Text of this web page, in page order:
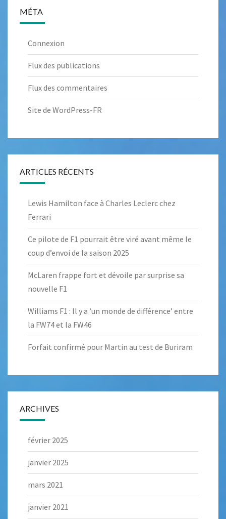
MÉTA
Connexion
Flux des publications
Flux des commentaires
Site de WordPress-FR
ARTICLES RÉCENTS
Lewis Hamilton face à Charles Leclerc chez
Ferrari
Ce pilote de F1 pourrait être viré avant même le
coup d’envoi de la saison 2025
McLaren frappe fort et dévoile par surprise sa
nouvelle F1
Williams F1 : Il y a ’un monde de différence’ entre
la FW74 et la FW46
Forfait confirmé pour Martin au test de Buriram
ARCHIVES
février 2025
janvier 2025
mars 2021
janvier 2021